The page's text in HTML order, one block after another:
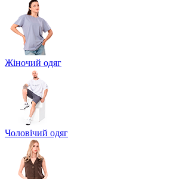
Жіночий одяг
Чоловічий одяг